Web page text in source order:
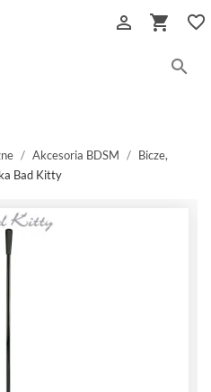
favorite_border



Akcesoria BDSM
Bicze,
Bad Kitty